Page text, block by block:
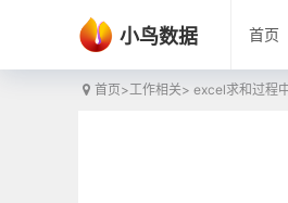
小鸟数据 首页
首页>工作相关> excel求和过程